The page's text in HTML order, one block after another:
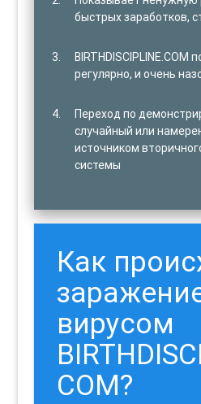
быстрых заработков,
BIRTHDISCIPLINE.COM
регулярно, и очень
Переход по
случайный или
источником
системы
Как
вирусом
COM?